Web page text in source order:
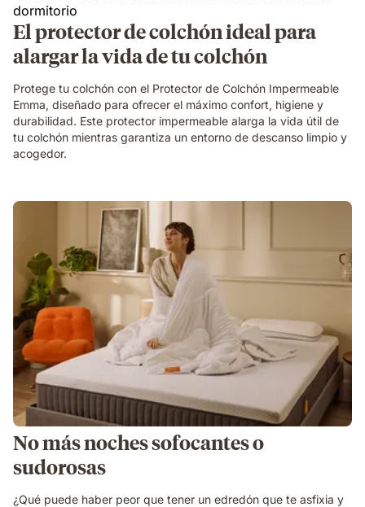
El protector de colchón ideal para
alargar la vida de tu colchón
Protege tu colchón con el Protector de Colchón Impermeable
Emma, diseñado para ofrecer el máximo confort, higiene y
durabilidad. Este protector impermeable alarga la vida útil de
tu colchón mientras garantiza un entorno de descanso limpio y
acogedor.
No más noches sofocantes o
sudorosas
¿Qué puede haber peor que tener un edredón que te asfixia y